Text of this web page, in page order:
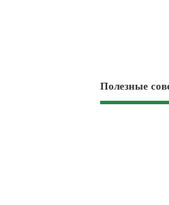
Полезные